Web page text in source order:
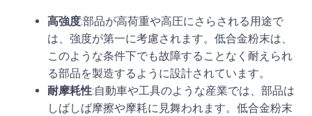
高強度:部品が高荷重や高圧にさらされる用途で
は、強度が第一に考慮されます。低合金粉末は、
このような条件下でも故障することなく耐えられ
る部品を製造するように設計されています。
耐摩耗性:自動車や工具のような産業では、部品は
しばしば摩擦や摩耗に見舞われます。低合金粉末